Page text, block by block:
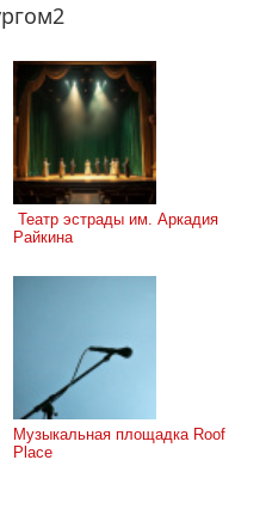
Райкина
Музыкальная площадка Roof
Place